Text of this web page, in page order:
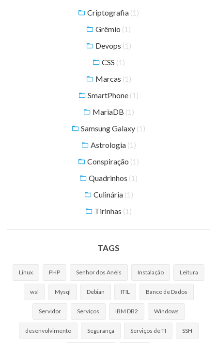
Criptografia (1)
Grêmio (1)
Devops (1)
CSS (1)
Marcas (1)
SmartPhone (1)
MariaDB (1)
Samsung Galaxy (1)
Astrologia (1)
Conspiração (1)
Quadrinhos (1)
Culinária (1)
Tirinhas (1)
TAGS
Linux PHP Senhor dos Anéis Instalação Leitura
wsl Mysql Debian ITIL Banco de Dados
Servidor Serviços IBM DB2 Windows
desenvolvimento Segurança Serviços de TI SSH